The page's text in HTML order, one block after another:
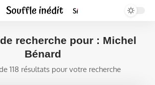
recherche pour : Michel
Bénard
118 résultats pour votre recherche